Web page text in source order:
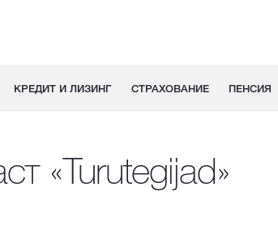
КРЕДИТ И ЛИЗИНГ СТРАХОВАНИЕ ПЕНСИЯ
«Turutegijad»